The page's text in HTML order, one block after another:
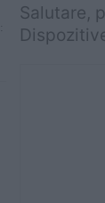
Salutare,